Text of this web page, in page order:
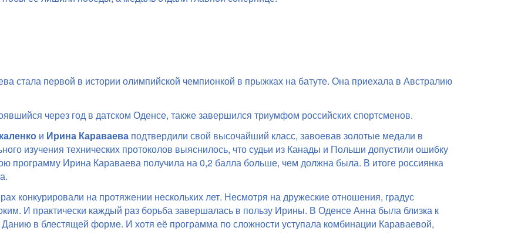
стала первой в истории олимпийской чемпионкой в прыжках на батуте. Она приехала в Австралию
через год в датском Оденсе, также завершился триумфом российских спортсменов.
и Ирина Караваеваподтвердили свой высочайший класс, завоевав золотые медали в
изучения технических протоколов выяснилось, что судьи из Канады и Польши допустили ошибку
программу Ирина Караваева получила на 0,2 балла больше, чем должна была. В итоге россиянка
конкурировали на протяжении нескольких лет. Несмотря на дружеские отношения, градус
И практически каждый раз борьба завершалась в пользу Ирины. В Оденсе Анна была близка к
в блестящей форме. И хотя её программа по сложности уступала комбинации Караваевой,